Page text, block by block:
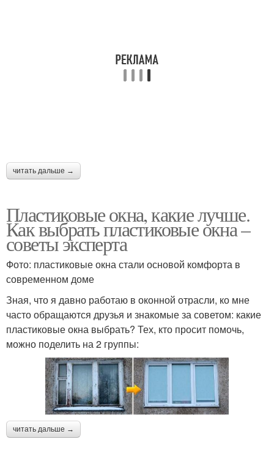
читать дальше →
Пластиковые окна, какие лучше.
Как выбрать пластиковые окна –
советы эксперта
Фото: пластиковые окна стали основой комфорта в
современном доме
Зная, что я давно работаю в оконной отрасли, ко мне
часто обращаются друзья и знакомые за советом: какие
пластиковые окна выбрать? Тех, кто просит помочь,
можно поделить на 2 группы:
читать дальше →